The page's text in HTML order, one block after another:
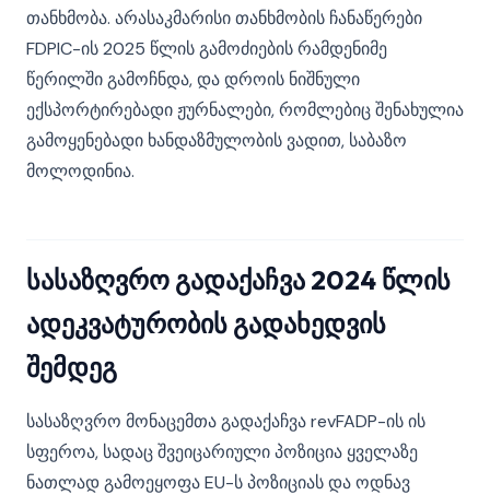
თანხმობა. არასაკმარისი თანხმობის ჩანაწერები
FDPIC-ის 2025 წლის გამოძიების რამდენიმე
წერილში გამოჩნდა, და დროის ნიშნული
ექსპორტირებადი ჟურნალები, რომლებიც შენახულია
გამოყენებადი ხანდაზმულობის ვადით, საბაზო
მოლოდინია.
სასაზღვრო გადაქაჩვა 2024 წლის
ადეკვატურობის გადახედვის
შემდეგ
სასაზღვრო მონაცემთა გადაქაჩვა revFADP-ის ის
სფეროა, სადაც შვეიცარიული პოზიცია ყველაზე
ნათლად გამოეყოფა EU-ს პოზიციას და ოდნავ